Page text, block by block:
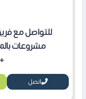
للتواصل مع
مشروعات
اتصل